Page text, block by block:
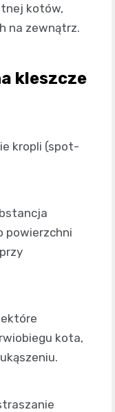
kotów,
na zewnątrz.
kleszcze
kropli (spot-
powierzchni
kota,